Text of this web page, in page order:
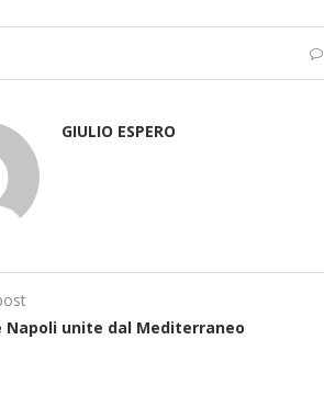
GIULIO ESPERO
Napoli unite dal Mediterraneo